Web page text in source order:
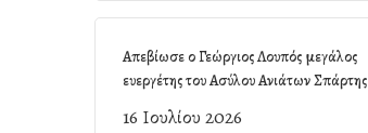
Απεβίωσε ο Γεώργιος Λουπός μεγάλος
ευεργέτης του Ασύλου Ανιάτων Σπάρτης
16 Ιουλίου 2026